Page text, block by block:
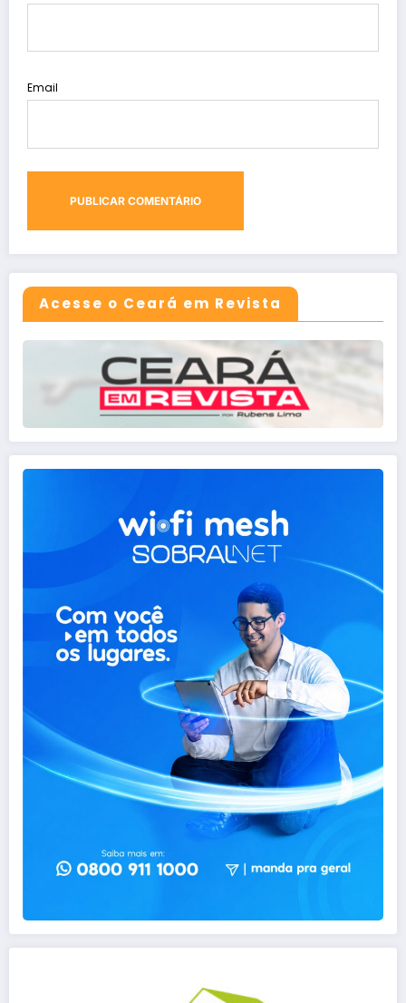
Email
Acesse o Ceará em Revista